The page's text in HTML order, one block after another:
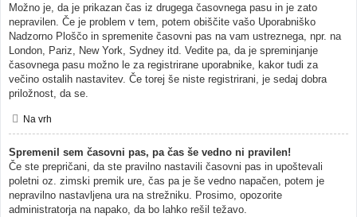
Možno je, da je prikazan čas iz drugega časovnega pasu in je zato
nepravilen. Če je problem v tem, potem obiščite vašo Uporabniško
Nadzorno Ploščo in spremenite časovni pas na vam ustreznega, npr. na
London, Pariz, New York, Sydney itd. Vedite pa, da je spreminjanje
časovnega pasu možno le za registrirane uporabnike, kakor tudi za
večino ostalih nastavitev. Če torej še niste registrirani, je sedaj dobra
priložnost, da se.
Na vrh
Spremenil sem časovni pas, pa čas še vedno ni pravilen!
Če ste prepričani, da ste pravilno nastavili časovni pas in upoštevali
poletni oz. zimski premik ure, čas pa je še vedno napačen, potem je
nepravilno nastavljena ura na strežniku. Prosimo, opozorite
administratorja na napako, da bo lahko rešil težavo.